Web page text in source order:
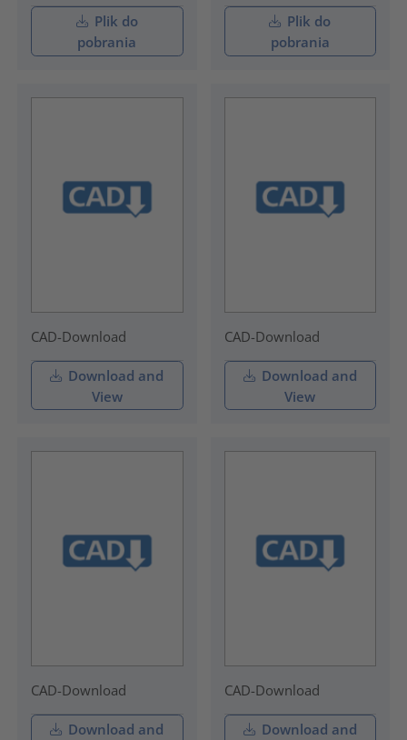
Plik do
pobrania
Plik do
pobrania
CAD-Download
Download and
View
CAD-Download
Download and
View
CAD-Download
Download and
CAD-Download
Download and